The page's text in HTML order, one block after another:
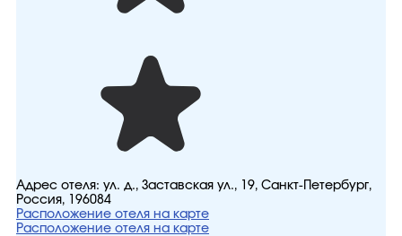
Адрес отеля: ул. д., Заставская ул., 19, Санкт-Петербург,
Россия, 196084
Расположение отеля на карте
Расположение отеля на карте